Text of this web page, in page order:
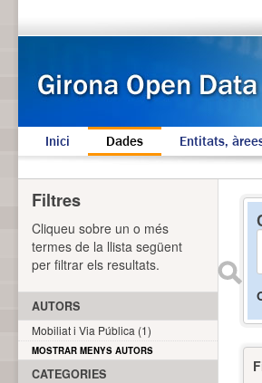
Inici Dades Entitats,
Filtres
Cliqueu sobre un o més
termes de la llista següent
per filtrar els resultats.
AUTORS
Mobiliat i Via Pública (1)
MOSTRAR MENYS AUTORS
CATEGORIES